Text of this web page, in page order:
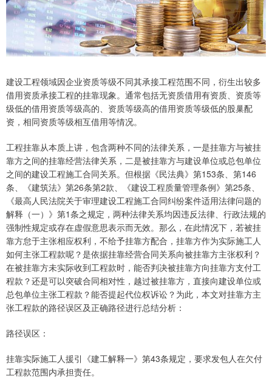
建设工程领域因企业资质等级不同其承接工程范围不同，衍生出较多
借用资质承接工程的挂靠现象。通常包括无资质借用有资质、资质等
级低的借用资质等级高的、资质等级高的借用资质等级低的股巢配
资，相同资质等级相互借用等情况。
工程挂靠从本质上讲，包含两种不同的法律关系，一是挂靠方与被挂
靠方之间的挂靠经营法律关系，二是被挂靠方与建设单位或总包单位
之间的建设工程施工合同关系。但根据《民法典》第153条、第146
条、《建筑法》第26条第2款、《建设工程质量管理条例》第25条、
《最高人民法院关于审理建设工程施工合同纠纷案件适用法律问题的
解释（一）》第1条之规定，两种法律关系均因违反法律、行政法规的
强制性规定或存在虚假意思表示而无效。那么，在此情况下，若被挂
靠方怠于主张相应权利，不给予挂靠方配合，挂靠方作为实际施工人
如何主张工程款呢？是依据挂靠经营合同关系向被挂靠方主张权利？
在被挂靠方未实际收到工程款时，能否判决被挂靠方向挂靠方支付工
程款？还是可以突破合同相对性，越过被挂靠方，直接向建设单位或
总包单位主张工程款？能否提起代位权诉讼？为此，本文对挂靠方主
张工程款的路径误区及正确路径进行总结分析：
路径误区：
挂靠实际施工人援引《建工解释一》第43条规定，要求发包人在欠付
工程款范围内承担责任。